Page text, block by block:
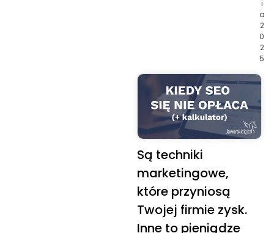
i
a
2
0
2
5
Są techniki
marketingowe,
które przyniosą
Twojej firmie zysk.
Inne to pieniądze